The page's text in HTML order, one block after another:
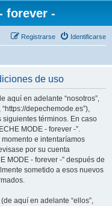
forever -
Identificarse
Registrarse
de uso
aquí en adelante “nosotros”,
“https://depechemode.es”),
términos. En caso
MODE - forever -”.
e intentaríamos
por su cuenta
MODE - forever -” después de
sometido a esos nuevos
aquí en adelante “ellos”,